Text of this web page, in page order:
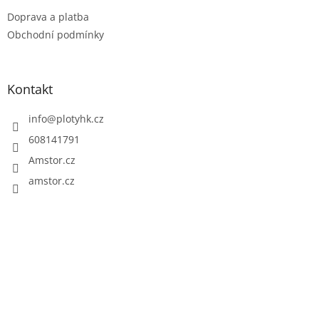
Doprava a platba
Obchodní podmínky
Kontakt
info@plotyhk.cz
608141791
Amstor.cz
amstor.cz